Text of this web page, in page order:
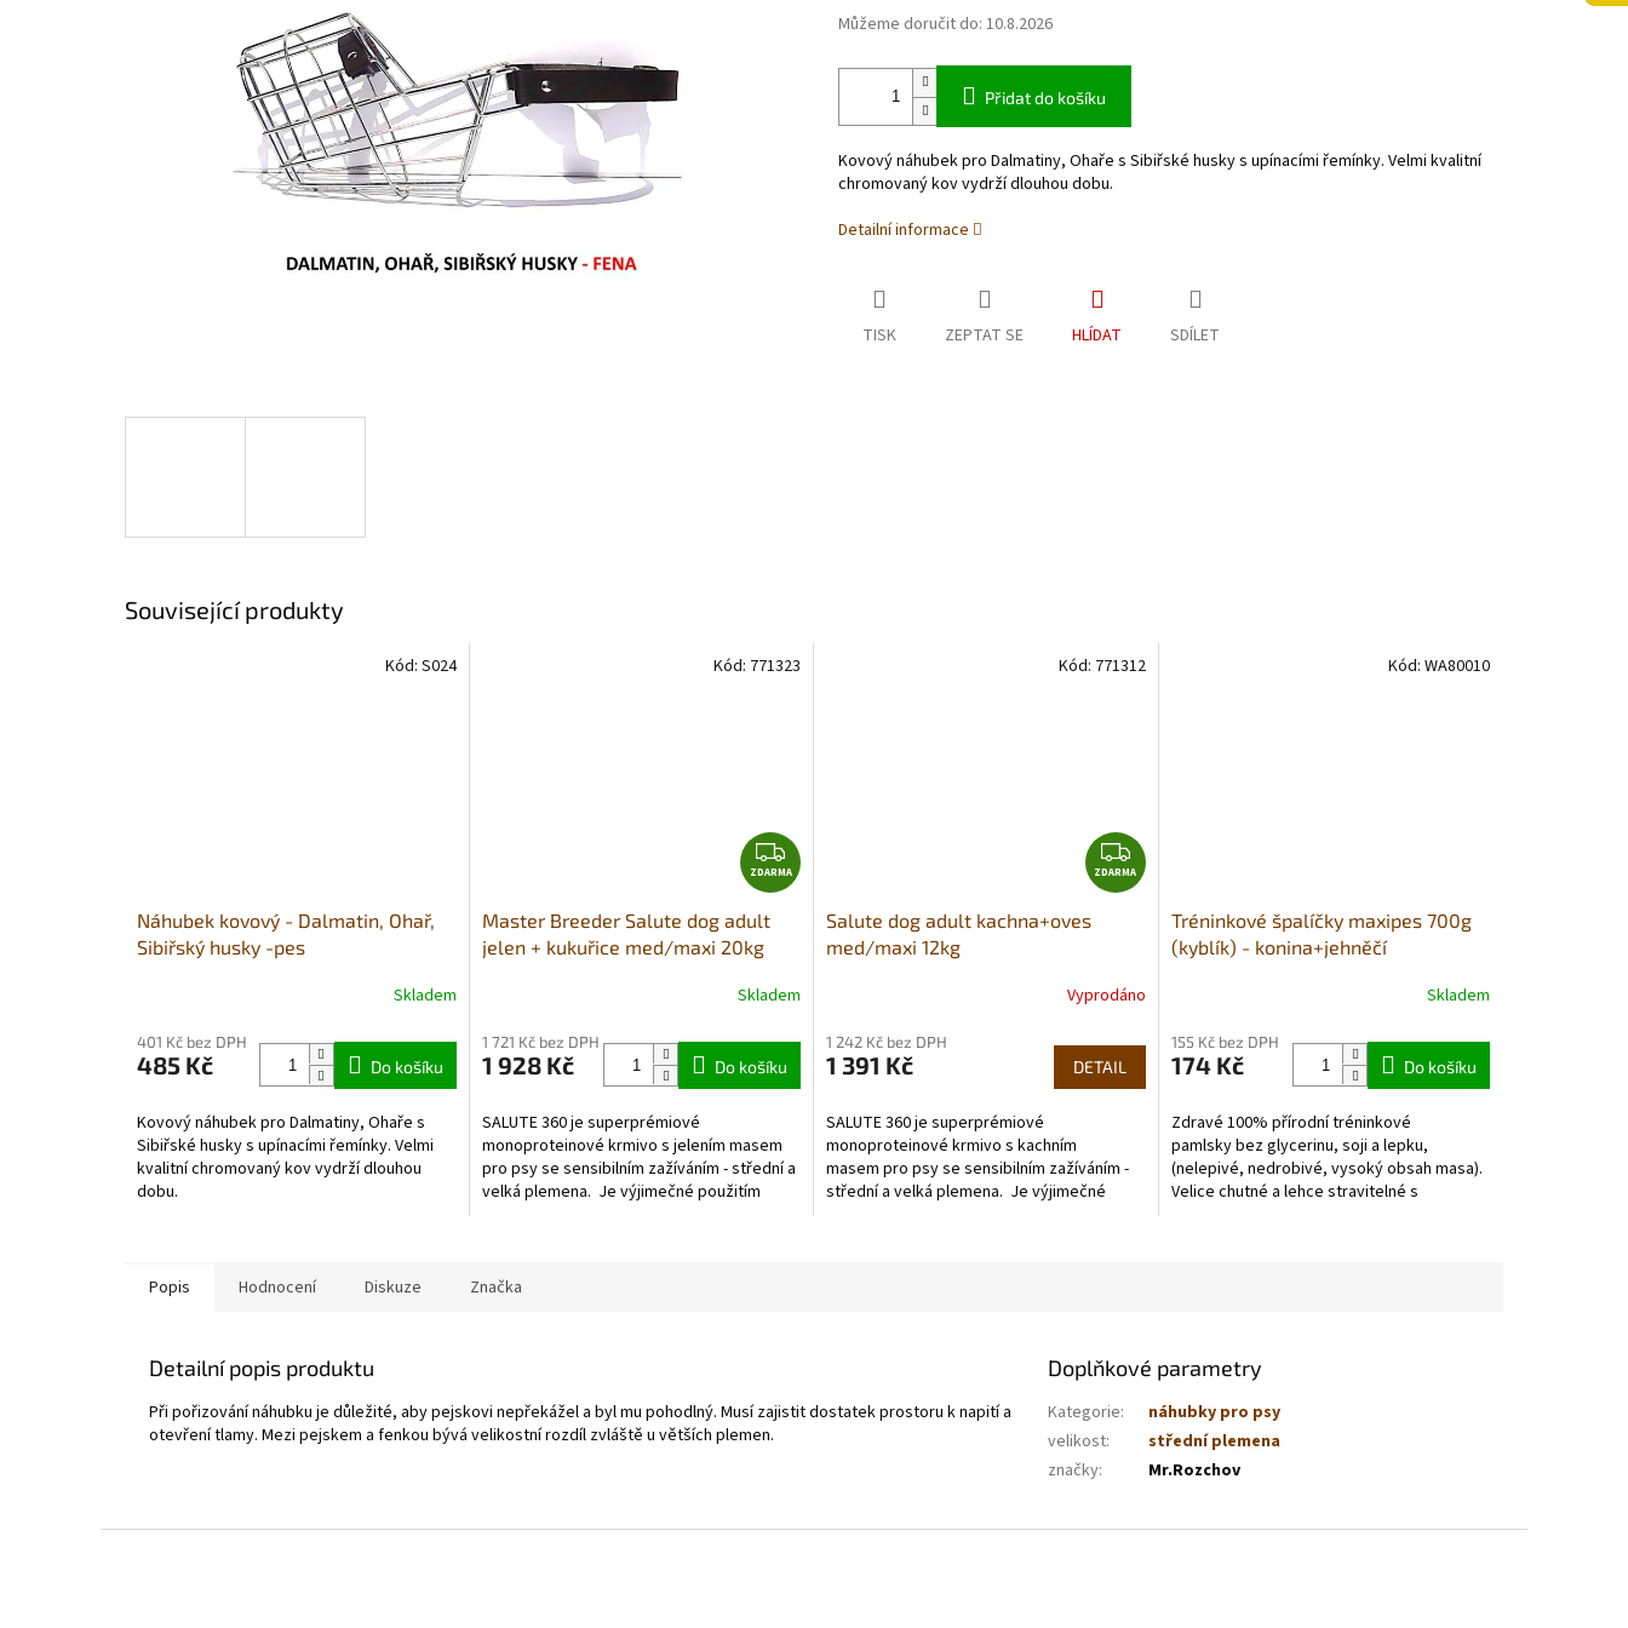
Můžeme doručit do: 10.8.2026
Přidat do košíku
Kovový náhubek pro Dalmatiny, Ohaře s Sibiřské husky s upínacími řemínky. Velmi kvalitní
chromovaný kov vydrží dlouhou dobu.
Detailní informace
TISK ZEPTAT SE HLÍDAT SDÍLET
Související produkty
Náhubek kovový - Dalmatin, Ohař,
Sibiřský husky -pes
Skladem
401 Kč bez DPH
485 Kč Do košíku
Kovový náhubek pro Dalmatiny, Ohaře s
Sibiřské husky s upínacími řemínky. Velmi
kvalitní chromovaný kov vydrží dlouhou
dobu.
Kód: S024
Z
D
A
ZDARMA
Master Breeder Salute dog adult
jelen + kukuřice med/maxi 20kg
produktu
je
z
5
hvězdiček.
Skladem
1 721 Kč bez DPH
1 928 Kč Do košíku
SALUTE 360 je superprémiové
monoproteinové krmivo s jelením masem
pro psy se sensibilním zažíváním - střední a
velká plemena. Je výjimečné použitím
Kód: 771323
Z
D
A
ZDARMA
Salute dog adult kachna+oves
med­/maxi 12kg
produktu
je
z
5
hvězdiček.
Vyprodáno
1 242 Kč bez DPH
1 391 Kč DETAIL
SALUTE 360 je superprémiové
monoproteinové krmivo s kachním
masem pro psy se sensibilním zažíváním -
střední a velká plemena. Je výjimečné
Kód: 771312
Tréninkové špalíčky maxipes 700g
(kyblík) - konina+jehněčí
produktu
je
z
5
hvězdiček.
Skladem
155 Kč bez DPH
174 Kč Do košíku
Zdravé 100% přírodní tréninkové
pamlsky bez glycerinu, soji a lepku,
(nelepivé, nedrobivé, vysoký obsah masa).
Velice chutné a lehce stravitelné s
Kód: WA80010
Popis Hodnocení Diskuze Značka
Detailní popis produktu
Při pořizování náhubku je důležité, aby pejskovi nepřekážel a byl mu pohodlný. Musí zajistit dostatek prostoru k napití a
otevření tlamy. Mezi pejskem a fenkou bývá velikostní rozdíl zvláště u větších plemen.
Doplňkové parametry
Kategorie:
náhubky pro psy
velikost:
střední plemena
značky: Mr.Rozchov